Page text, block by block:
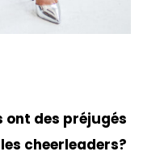
des préjugés
cheerleaders?